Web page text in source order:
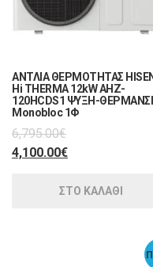
ΑΝΤΛΙΑ ΘΕΡΜΟΤΗΤΑΣ
Hi THERMA 12kW AHZ-
120HCDS1 ΨΥΞΗ-
Monobloc 1Φ
6,795.00€
4,100.00€
ΣΤΟ ΚΑΛΑΘΙ